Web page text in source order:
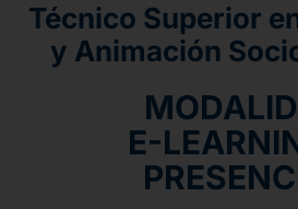
Técnico Superior
y Animación
E-